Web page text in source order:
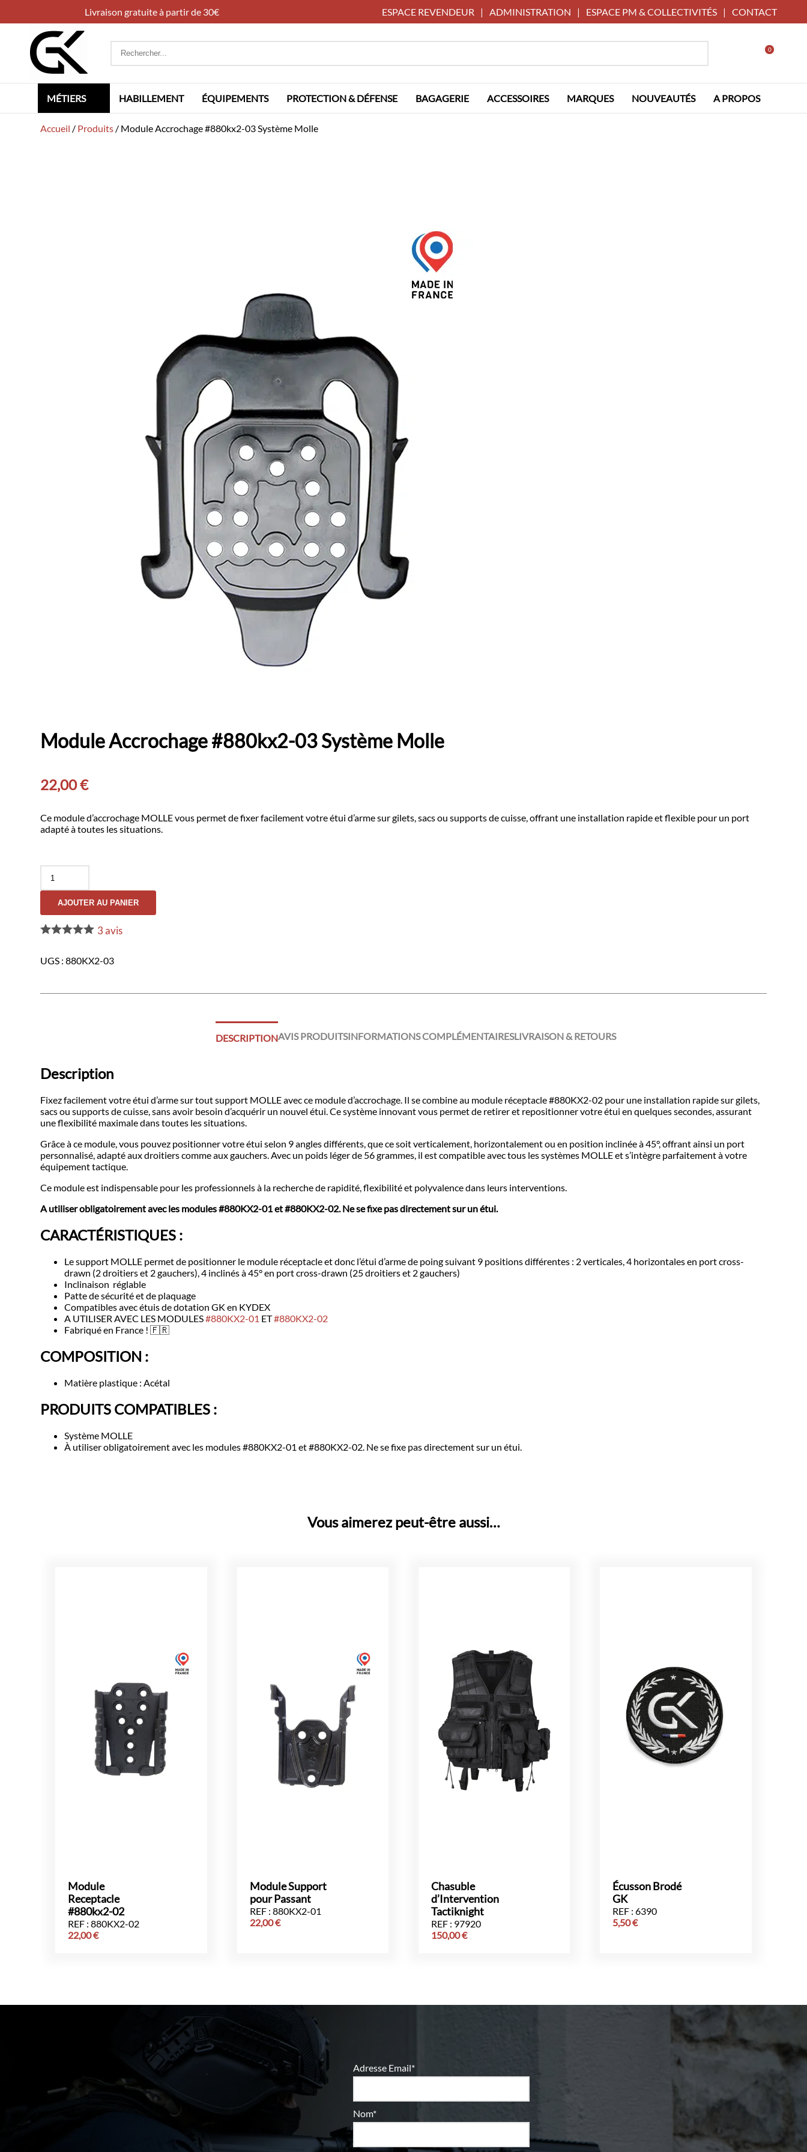
Livraison gratuite à partir de 30€ ESPACE REVENDEUR | ADMINISTRATION | ESPACE PM & COLLECTIVITÉS | CONTACT
Rechercher
0
MÉTIERS HABILLEMENT ÉQUIPEMENTS PROTECTION & DÉFENSE BAGAGERIE ACCESSOIRES MARQUES NOUVEAUTÉS A PROPOS
Accueil / Produits / Module Accrochage #880kx2-03 Système Molle
Module Accrochage #880kx2-03 Système Molle
22,00€
Ce module d’accrochage MOLLE vous permet de fixer facilement votre étui d’arme sur gilets, sacs ou supports de cuisse, offrant une installation rapide et flexible pour un port
adapté à toutes les situations.
Module
Accrochage
#880kx2-
03
AJOUTER AU PANIER
3avis
UGS :880KX2-03
DESCRIPTIONAVIS PRODUITSINFORMATIONS COMPLÉMENTAIRESLIVRAISON & RETOURS
Description
Fixez facilement votre étui d’arme sur tout support MOLLE avec ce module d’accrochage. Il se combine au module réceptacle #880KX2-02 pour une installation rapide sur gilets,
sacs ou supports de cuisse, sans avoir besoin d’acquérir un nouvel étui. Ce système innovant vous permet de retirer et repositionner votre étui en quelques secondes, assurant
une flexibilité maximale dans toutes les situations.
Grâce à ce module, vous pouvez positionner votre étui selon 9 angles différents, que ce soit verticalement, horizontalement ou en position inclinée à 45°, offrant ainsi un port
personnalisé, adapté aux droitiers comme aux gauchers. Avec un poids léger de 56 grammes, il est compatible avec tous les systèmes MOLLE et s’intègre parfaitement à votre
équipement tactique.
Ce module est indispensable pour les professionnels à la recherche de rapidité, flexibilité et polyvalence dans leurs interventions.
A utiliser obligatoirement avec les modules #880KX2-01 et #880KX2-02. Ne se fixe pas directement sur un étui.
CARACTÉRISTIQUES :
Le support MOLLE permet de positionner le module réceptacle et donc l’étui d’arme de poing suivant 9 positions différentes : 2 verticales, 4 horizontales en port cross-
drawn (2 droitiers et 2 gauchers), 4 inclinés à 45° en port cross-drawn (25 droitiers et 2 gauchers)
Inclinaison réglable
Patte de sécurité et de plaquage
Compatibles avec étuis de dotation GK en KYDEX
A UTILISER AVEC LES MODULES#880KX2-01 ET#880KX2-02
Fabriqué en France ! 🇫🇷
COMPOSITION :
Matière plastique : Acétal
PRODUITS COMPATIBLES :
Système MOLLE
À utiliser obligatoirement avec les modules #880KX2-01 et #880KX2-02. Ne se fixe pas directement sur un étui.
Vous aimerez peut-être aussi…
Module
Receptacle
#880kx2-02
REF : 880KX2-02
22,00€
Module Support
pour Passant
REF : 880KX2-01
22,00€
Chasuble
d’Intervention
Tactiknight
REF : 97920
150,00€
Écusson Brodé
GK
REF : 6390
5,50€
Adresse Email*
Nom*